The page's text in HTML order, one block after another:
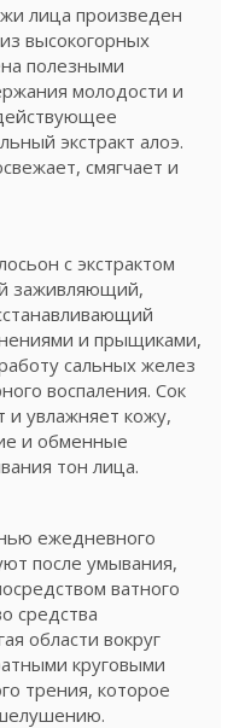
лица произведен
высокогорных
полезными
молодости и
экстракт алоэ.
смягчает и
с экстрактом
заживляющий,
и прыщиками,
сальных желез
воспаления. Сок
и увлажняет кожу,
и обменные
тон лица.
ежедневного
после умывания,
ватного
средства
области вокруг
круговыми
трения, которое